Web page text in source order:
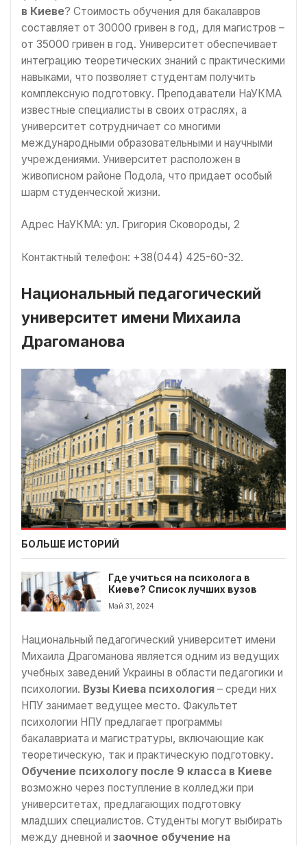
в Киеве? Стоимость обучения для бакалавров
составляет от 30000 гривен в год, для магистров –
от 35000 гривен в год. Университет обеспечивает
интеграцию теоретических знаний с практическими
навыками, что позволяет студентам получить
комплексную подготовку. Преподаватели НаУКМА
известные специалисты в своих отраслях, а
университет сотрудничает со многими
международными образовательными и научными
учреждениями. Университет расположен в
живописном районе Подола, что придает особый
шарм студенческой жизни.
Адрес НаУКМА: ул. Григория Сковороды, 2
Контактный телефон: +38(044) 425-60-32.
Национальный педагогический
университет имени Михаила
Драгоманова
БОЛЬШЕ ИСТОРИЙ
Где учиться на психолога в
Киеве? Список лучших вузов
Май 31, 2024
Национальный педагогический университет имени
Михаила Драгоманова является одним из ведущих
учебных заведений Украины в области педагогики и
психологии. Вузы Киева психология – среди них
НПУ занимает ведущее место. Факультет
психологии НПУ предлагает программы
бакалавриата и магистратуры, включающие как
теоретическую, так и практическую подготовку.
Обучение психологу после 9 класса в Киеве
возможно через поступление в колледжи при
университетах, предлагающих подготовку
младших специалистов. Студенты могут выбирать
между дневной и заочное обучение на